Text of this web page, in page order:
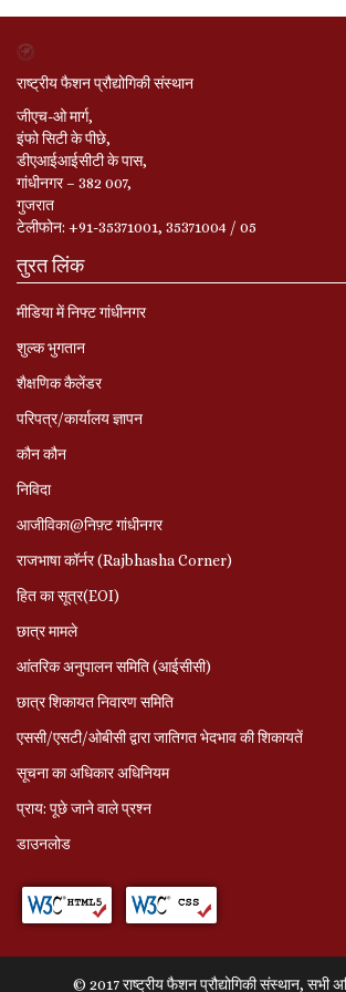
राष्ट्रीय फैशन प्रौद्योगिकी संस्थान
जीएच-ओ मार्ग,
इंफो सिटी के पीछे,
डीएआईआईसीटी के पास,
गांधीनगर – 382 007,
गुजरात
टेलीफोन: +91-35371001, 35371004 / 05
तुरत लिंक
मीडिया में निफ्ट गांधीनगर
शुल्क भुगतान
शैक्षणिक कैलेंडर
परिपत्र/कार्यालय ज्ञापन
कौन कौन
निविदा
आजीविका@निफ़्ट गांधीनगर
राजभाषा कॉर्नर (Rajbhasha Corner)
हित का सूत्र(EOI)
छात्र मामले
आंतरिक अनुपालन समिति (आईसीसी)
छात्र शिकायत निवारण समिति
एससी/एसटी/ओबीसी द्वारा जातिगत भेदभाव की शिकायतें
सूचना का अधिकार अधिनियम
प्राय: पूछे जाने वाले प्रश्‍न
डाउनलोड
© 2017 राष्ट्रीय फैशन प्रौद्योगिकी संस्थान, सभी